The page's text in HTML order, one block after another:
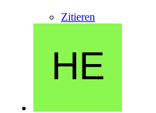
Zitieren